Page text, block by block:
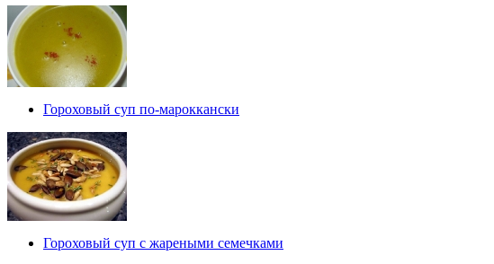
Гороховый суп по-мароккански
Гороховый суп с жареными семечками